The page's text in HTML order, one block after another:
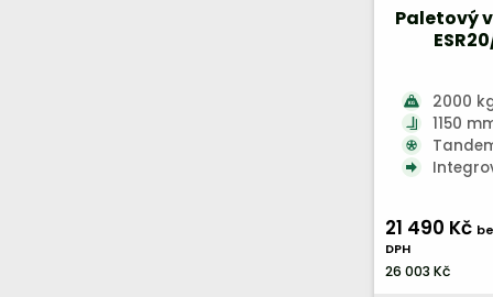
Paletový
2000
1150
21 490 Kč
DPH
26 003 Kč